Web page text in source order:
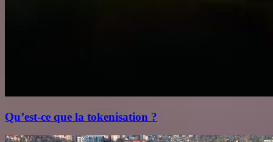
Qu’est‑ce que la tokenisation ?